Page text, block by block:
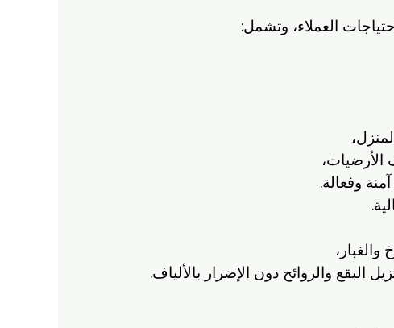
العملاء، وتشمل:
الأرضيات،
وفعالة.
والروائح دون الإضرار بالألياف.